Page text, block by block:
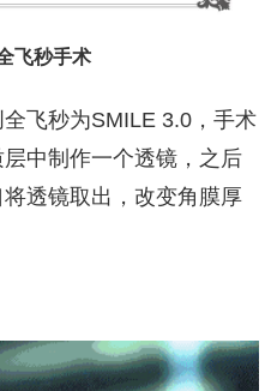
飞秒手术
飞秒为SMILE 3.0，手术
中制作一个透镜，之后
透镜取出，改变角膜厚